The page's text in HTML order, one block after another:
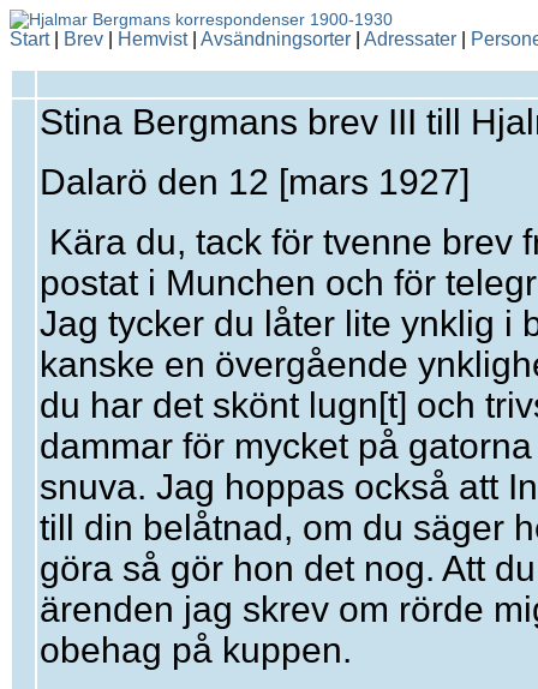
Start| Brev Hemvist| Avsändningsorter Adressater
Stina Bergmans brev III till
Dalarö den 12 [mars 1927]
Kära du, tack för tvenne brev
postat i Munchen och för
Jag tycker du låter lite ynklig i
kanske en övergående
du har det skönt lugn[t] och
dammar för mycket på
snuva. Jag hoppas också att
till din belåtnad, om du säger
göra så gör hon det nog. Att
ärenden jag skrev om rörde
obehag på kuppen.